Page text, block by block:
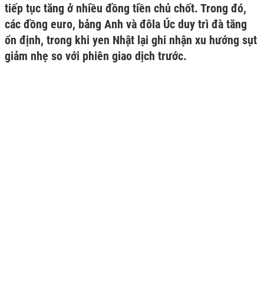
tiếp tục tăng ở nhiều đồng tiền chủ chốt. Trong đó,
các đồng euro, bảng Anh và đôla Úc duy trì đà tăng
ổn định, trong khi yen Nhật lại ghi nhận xu hướng sụt
giảm nhẹ so với phiên giao dịch trước.